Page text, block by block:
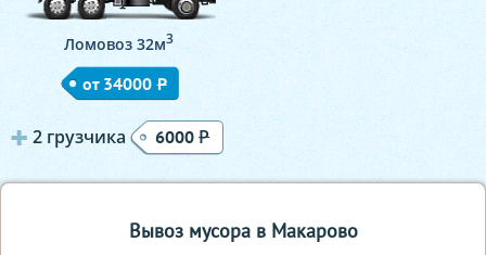
Ломовоз 32м3
от 34000 Р
2 грузчика 6000Р
Вывоз мусора в Макарово